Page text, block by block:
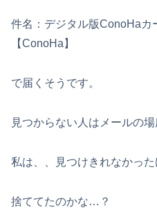
件名：デジタル版ConoHaカ
【ConoHa】
で届くそうです。
見つからない人はメールの
私は、、見つけきれなかった
捨ててたのかな…？